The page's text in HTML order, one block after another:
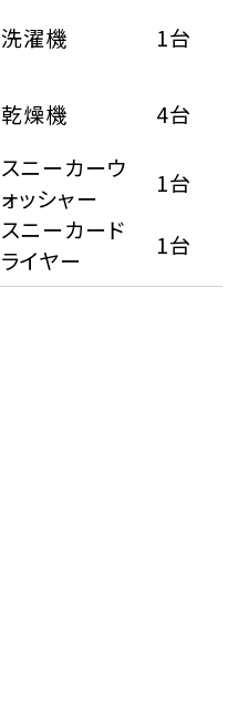
洗濯機 1台
乾燥機
4台
スニーカーウ
ォッシャー
1台
スニーカード
ライヤー
1台